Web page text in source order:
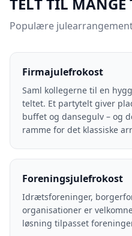
Populære
Firmajulefrokost
Saml kollegerne til en
teltet. Et partytelt giver
buffet og dansegulv – og
ramme for det klassiske
Foreningsjulefrokost
Idrætsforeninger,
organisationer er
løsning tilpasset